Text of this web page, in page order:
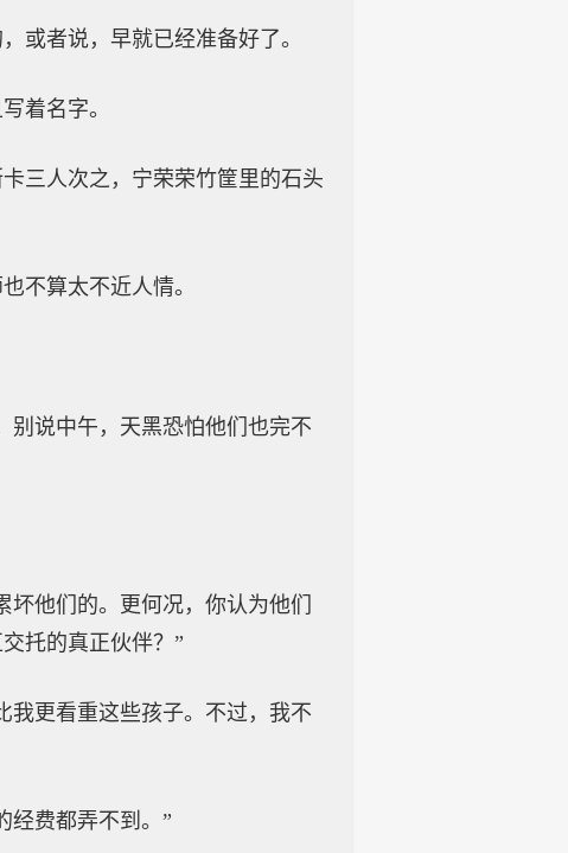
或者说，早就已经准备好了。
着名字。
三人次之，宁荣荣竹筐里的石头
不算太不近人情。
别说中午，天黑恐怕他们也完不
他们的。更何况，你认为他们
托的真正伙伴？”
我更看重这些孩子。不过，我不
经费都弄不到。”